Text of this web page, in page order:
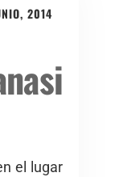
2014
el lugar